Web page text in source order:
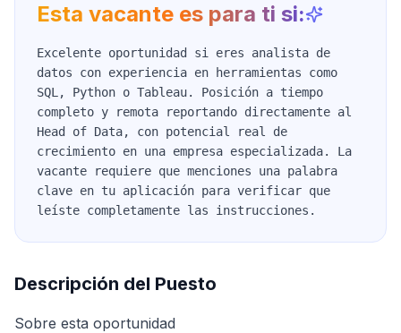
Esta vacante es para ti si:
Excelente oportunidad si eres analista de
datos con experiencia en herramientas como
SQL, Python o Tableau. Posición a tiempo
completo y remota reportando directamente al
Head of Data, con potencial real de
crecimiento en una empresa especializada. La
vacante requiere que menciones una palabra
clave en tu aplicación para verificar que
leíste completamente las instrucciones.
Descripción del Puesto
Sobre esta oportunidad